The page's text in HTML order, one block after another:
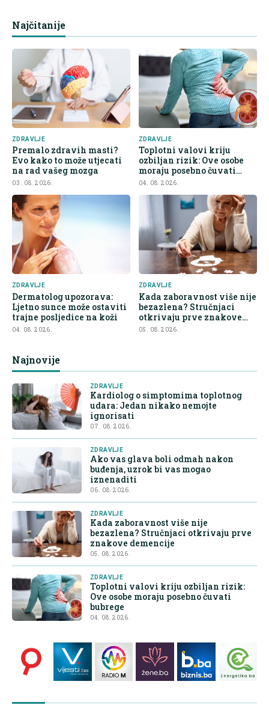
Najčitanije
ZDRAVLJE
Premalo zdravih masti?
Evo kako to može utjecati
na rad vašeg mozga
03. 08. 2026.
ZDRAVLJE
Toplotni valovi kriju
ozbiljan rizik: Ove osobe
moraju posebno čuvati
bubrege
04. 08. 2026.
ZDRAVLJE
Dermatolog upozorava:
Ljetno sunce može ostaviti
trajne posljedice na koži
04. 08. 2026.
ZDRAVLJE
Kada zaboravnost više nije
bezazlena? Stručnjaci
otkrivaju prve znakove
demencije
05. 08. 2026.
Najnovije
ZDRAVLJE
Kardiolog o simptomima toplotnog
udara: Jedan nikako nemojte
ignorisati
07. 08. 2026.
ZDRAVLJE
Ako vas glava boli odmah nakon
buđenja, uzrok bi vas mogao
iznenaditi
06. 08. 2026.
ZDRAVLJE
Kada zaboravnost više nije
bezazlena? Stručnjaci otkrivaju prve
znakove demencije
05. 08. 2026.
ZDRAVLJE
Toplotni valovi kriju ozbiljan rizik:
Ove osobe moraju posebno čuvati
bubrege
04. 08. 2026.